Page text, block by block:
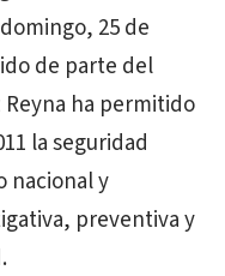
25 de
de parte del
ha permitido
la seguridad
nacional y
preventiva y